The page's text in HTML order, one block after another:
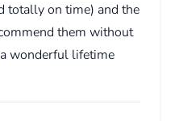
totally on time) and the
them without
wonderful lifetime